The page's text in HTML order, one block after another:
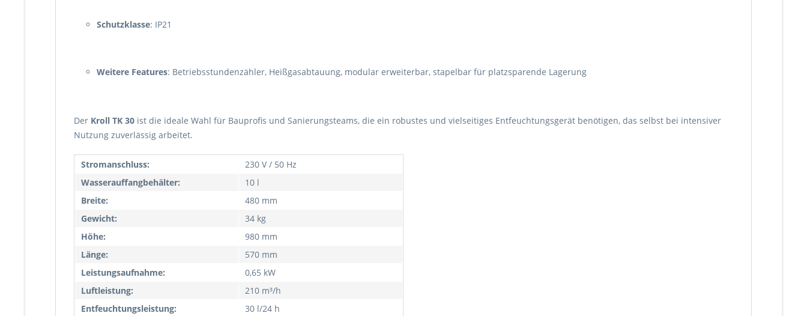
Schutzklasse: IP21
Weitere Features: Betriebsstundenzähler, Heißgasabtauung, modular erweiterbar, stapelbar für platzsparende Lagerung
Der Kroll TK 30 ist die ideale Wahl für Bauprofis und Sanierungsteams, die ein robustes und vielseitiges Entfeuchtungsgerät benötigen, das selbst bei intensiver
Nutzung zuverlässig arbeitet.
Stromanschluss:
230 V / 50 Hz
Wasserauffangbehälter:
10 l
Breite:
480 mm
Gewicht:
34 kg
Höhe:
980 mm
Länge:
570 mm
Leistungsaufnahme:
0,65 kW
Luftleistung:
210 m³/h
Entfeuchtungsleistung:
30 l/24 h